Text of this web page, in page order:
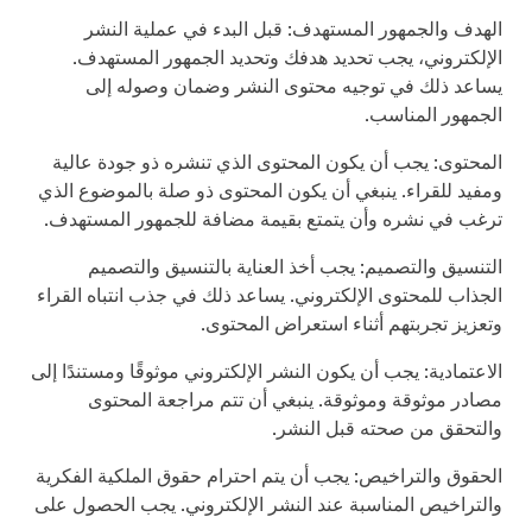
الهدف والجمهور المستهدف: قبل البدء في عملية النشر
الإلكتروني، يجب تحديد هدفك وتحديد الجمهور المستهدف.
يساعد ذلك في توجيه محتوى النشر وضمان وصوله إلى
الجمهور المناسب.
المحتوى: يجب أن يكون المحتوى الذي تنشره ذو جودة عالية
ومفيد للقراء. ينبغي أن يكون المحتوى ذو صلة بالموضوع الذي
ترغب في نشره وأن يتمتع بقيمة مضافة للجمهور المستهدف.
التنسيق والتصميم: يجب أخذ العناية بالتنسيق والتصميم
الجذاب للمحتوى الإلكتروني. يساعد ذلك في جذب انتباه القراء
وتعزيز تجربتهم أثناء استعراض المحتوى.
الاعتمادية: يجب أن يكون النشر الإلكتروني موثوقًا ومستندًا إلى
مصادر موثوقة وموثوقة. ينبغي أن تتم مراجعة المحتوى
والتحقق من صحته قبل النشر.
الحقوق والتراخيص: يجب أن يتم احترام حقوق الملكية الفكرية
والتراخيص المناسبة عند النشر الإلكتروني. يجب الحصول على